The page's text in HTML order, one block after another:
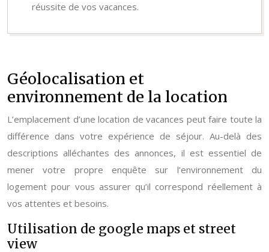
réussite de vos vacances.
Géolocalisation et
environnement de la location
L’emplacement d’une location de vacances peut faire toute la
différence dans votre expérience de séjour. Au-delà des
descriptions alléchantes des annonces, il est essentiel de
mener votre propre enquête sur l’environnement du
logement pour vous assurer qu’il correspond réellement à
vos attentes et besoins.
Utilisation de google maps et street
view